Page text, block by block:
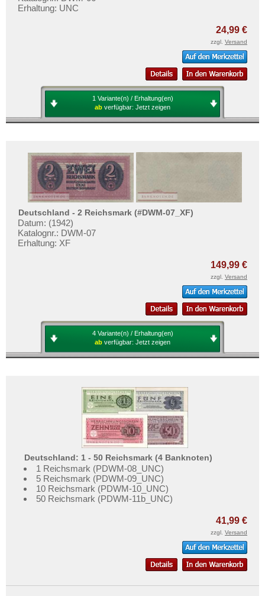
Erhaltung: UNC
24,99 €
zzgl. Versand
1 Variante(n) / Erhaltung(en)
ab verfügbar: Jetzt zeigen
Deutschland - 2 Reichsmark (#DWM-07_XF)
Datum: (1942)
Katalognr.: DWM-07
Erhaltung: XF
149,99 €
zzgl. Versand
4 Variante(n) / Erhaltung(en)
ab verfügbar: Jetzt zeigen
Deutschland: 1 - 50 Reichsmark (4 Banknoten)
1 Reichsmark (PDWM-08_UNC)
5 Reichsmark (PDWM-09_UNC)
10 Reichsmark (PDWM-10_UNC)
50 Reichsmark (PDWM-11b_UNC)
41,99 €
zzgl. Versand